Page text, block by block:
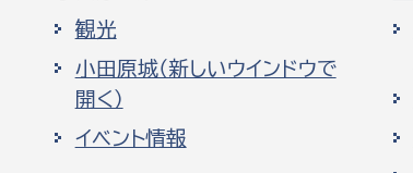
観光
小田原城（新しいウインドウで
開く）
イベント情報